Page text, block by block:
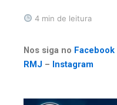
4 min de leitura
Nos siga no Facebook
RMJ – Instagram